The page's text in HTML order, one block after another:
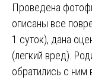
Проведена
описаны все
1 суток), дана
(легкий вред).
обратились с